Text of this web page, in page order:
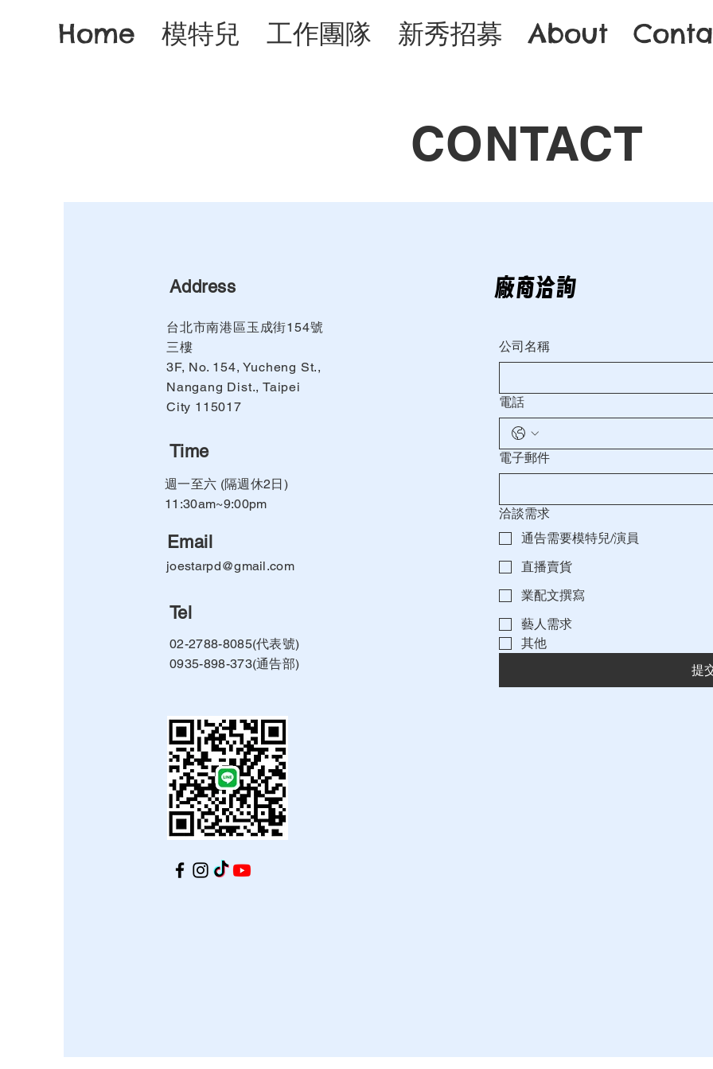
Home 模特兒 工作團隊 新秀招募 About
CONTACT
Address
台北市南港區玉成街154號
三樓
3F, No. 154, Yucheng St.,
Nangang Dist., Taipei
City 115017
Time
週一至六 (隔週休2日)
11:30am~9:00pm
Email
joestarpd@gmail.com
Tel
02-2788-8085(代表號)
0935-898-373(通告部)
廠商洽詢
公司名稱
電話
電子郵件
洽談需求
通告需要模特兒/演員
直播賣貨
業配文撰寫
藝人需求
其他
提